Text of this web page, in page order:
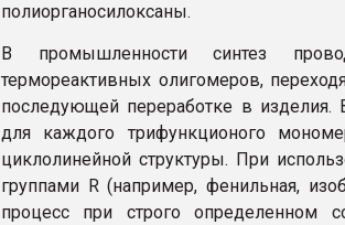
полиорганосилоксаны.
В промышленности синтез
термореактивных олигомеров,
последующей переработке в
для каждого трифункционого
циклолинейной структуры. При
группами R (например, фенильная,
процесс при строго определенном